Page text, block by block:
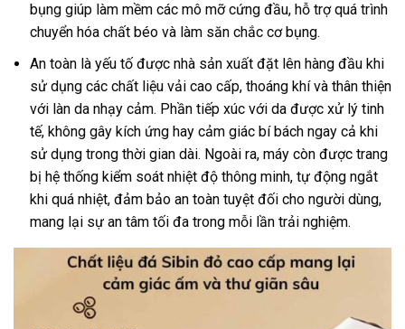
bụng giúp làm mềm các mô mỡ cứng đầu, hỗ trợ quá trình
chuyển hóa chất béo và làm săn chắc cơ bụng.
An toàn là yếu tố được nhà sản xuất đặt lên hàng đầu khi
sử dụng các chất liệu vải cao cấp, thoáng khí và thân thiện
với làn da nhạy cảm. Phần tiếp xúc với da được xử lý tinh
tế, không gây kích ứng hay cảm giác bí bách ngay cả khi
sử dụng trong thời gian dài. Ngoài ra, máy còn được trang
bị hệ thống kiểm soát nhiệt độ thông minh, tự động ngắt
khi quá nhiệt, đảm bảo an toàn tuyệt đối cho người dùng,
mang lại sự an tâm tối đa trong mỗi lần trải nghiệm.